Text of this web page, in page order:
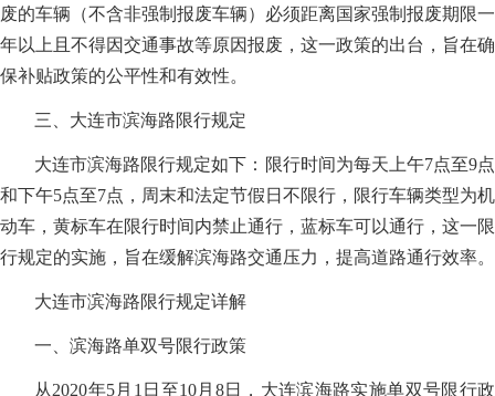
废的车辆（不含非强制报废车辆）必须距离国家强制报废期限一
年以上且不得因交通事故等原因报废，这一政策的出台，旨在确
保补贴政策的公平性和有效性。
三、大连市滨海路限行规定
大连市滨海路限行规定如下：限行时间为每天上午7点至9点
和下午5点至7点，周末和法定节假日不限行，限行车辆类型为机
动车，黄标车在限行时间内禁止通行，蓝标车可以通行，这一限
行规定的实施，旨在缓解滨海路交通压力，提高道路通行效率。
大连市滨海路限行规定详解
一、滨海路单双号限行政策
从2020年5月1日至10月8日，大连滨海路实施单双号限行政